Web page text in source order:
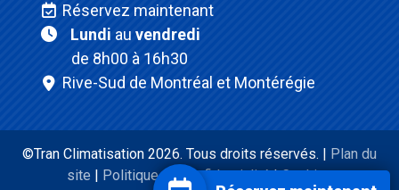
Réservez maintenant
Lundi au vendredi
de 8h00 à 16h30
Rive-Sud de Montréal et Montérégie
©Tran Climatisation 2026. Tous droits réservés. |
Plan du
site
Politique de confidentialité|Cookies